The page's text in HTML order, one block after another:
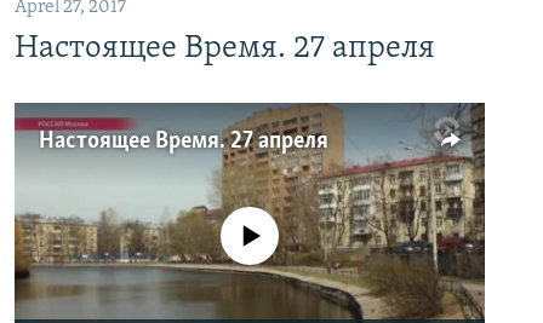
Aprel 27, 2017
Настоящее Время. 27 апреля
Настоящее Время. 27 апреля
No media source currently available